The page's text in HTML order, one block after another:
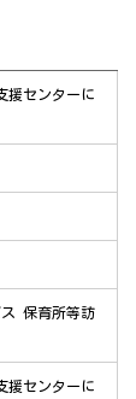
援センターに
保育所等訪
援センターに